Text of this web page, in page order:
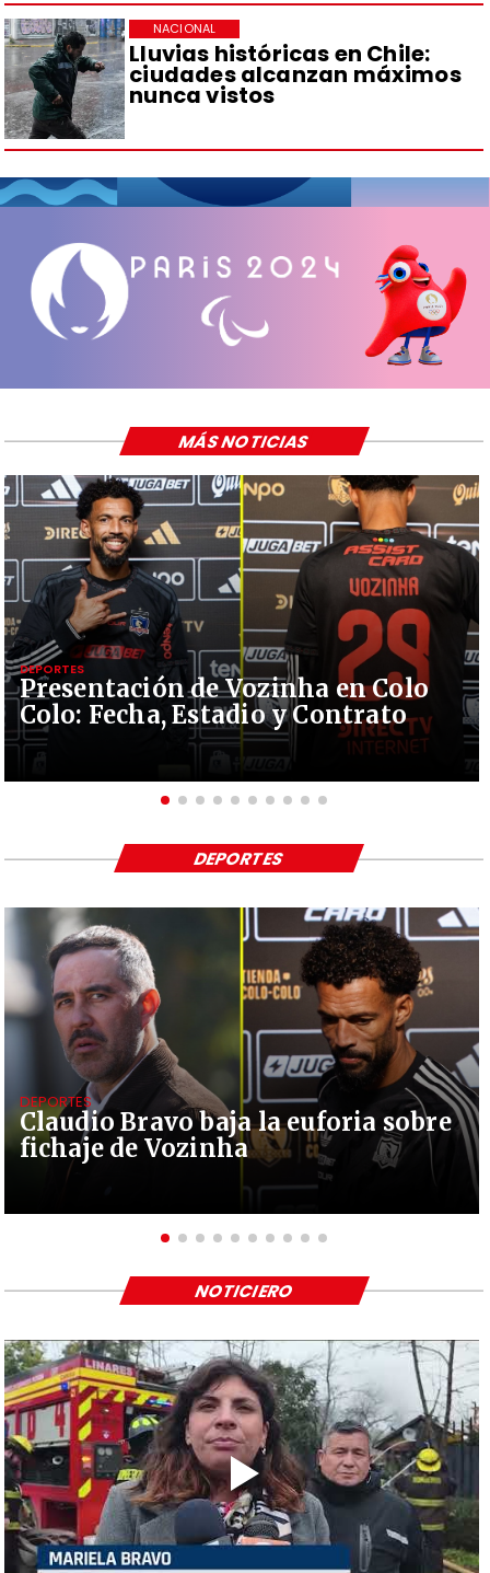
Lluvias históricas en Chile:
ciudades alcanzan máximos
nunca vistos
NACIONAL
Presentación de Vozinha en Colo
Colo: Fecha, Estadio y Contrato
DEPORTES
MÁS NOTICIAS
Claudio Bravo baja la euforia sobre
fichaje de Vozinha
DEPORTES
DEPORTES
NOTICIERO